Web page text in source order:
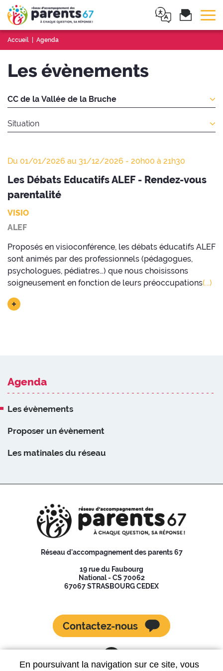
En poursuivant la navigation sur ce site, vous
Accueil Agenda
Les évènements
Localités
Situation
Du 01/01/2026 au 31/12/2026 - 20h00 à 21h30
Les Débats Educatifs ALEF - Rendez-vous
parentalité
VISIO
ALEF
Proposés en visioconférence, les débats éducatifs ALEF
sont animés par des professionnels (pédagogues,
psychologues, pédiatres…) que nous choisissons
soigneusement en fonction de leurs préoccupations(...)
Agenda
Les évènements
Proposer un évènement
Les matinales du réseau
Réseau d'accompagnement des parents 67
19 rue du Faubourg
National - CS 70062
67067 STRASBOURG CEDEX
Contactez-nous